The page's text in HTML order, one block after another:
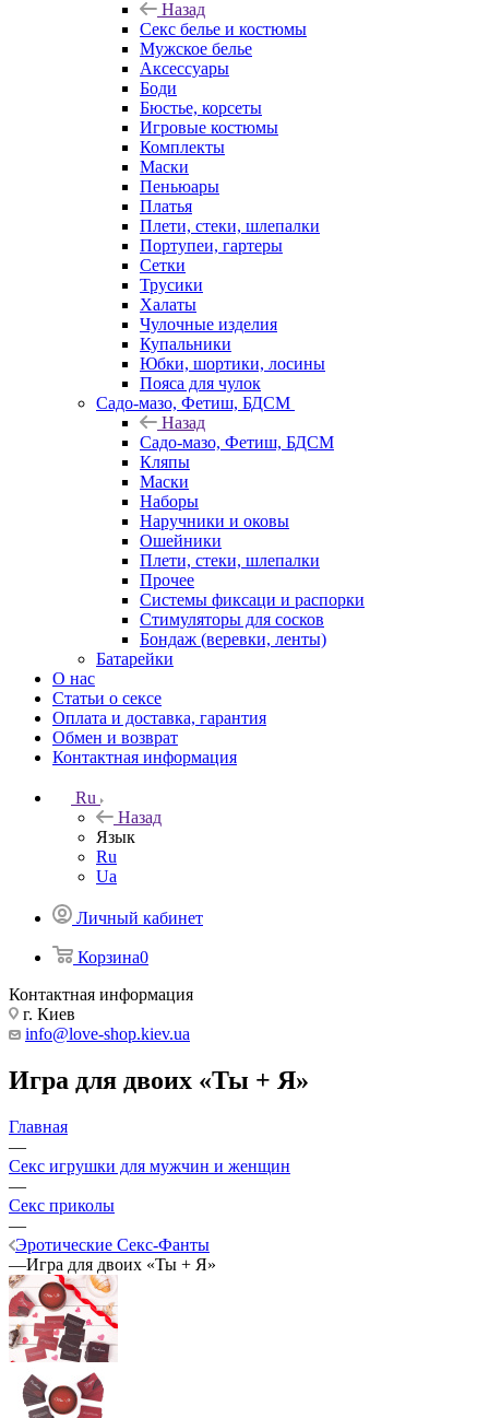
Назад
Секс белье и костюмы
Мужское белье
Аксессуары
Боди
Бюстье, корсеты
Игровые костюмы
Комплекты
Маски
Пеньюары
Платья
Плети, стеки, шлепалки
Портупеи, гартеры
Сетки
Трусики
Халаты
Чулочные изделия
Купальники
Юбки, шортики, лосины
Пояса для чулок
Садо-мазо, Фетиш, БДСМ
Назад
Садо-мазо, Фетиш, БДСМ
Кляпы
Маски
Наборы
Наручники и оковы
Ошейники
Плети, стеки, шлепалки
Прочее
Системы фиксаци и распорки
Стимуляторы для сосков
Бондаж (веревки, ленты)
Батарейки
О нас
Статьи о сексе
Оплата и доставка, гарантия
Обмен и возврат
Контактная информация
Ru
Назад
Язык
Ru
Ua
Личный кабинет
Корзина0
Контактная информация
г. Киев
info@love-shop.kiev.ua
Игра для двоих «Ты + Я»
Главная
—
Секс игрушки для мужчин и женщин
—
Секс приколы
—
Эротические Секс-Фанты
—Игра для двоих «Ты + Я»